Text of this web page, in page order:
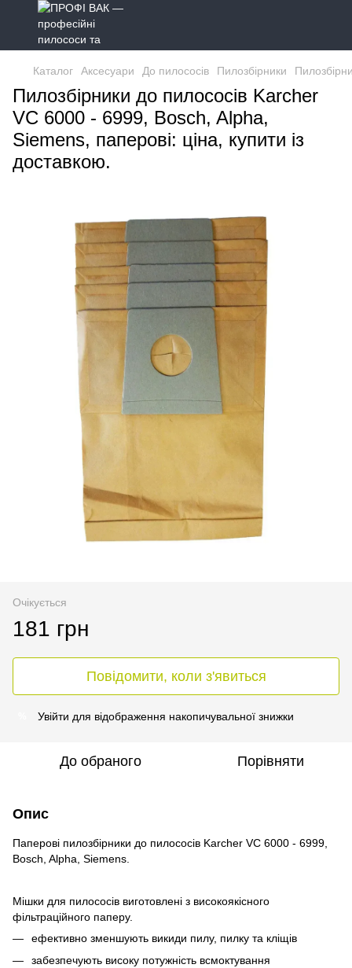
Каталог Аксесуари До пилососів Пилозбірники
Пилозбірники до пилососів Karcher
VC 6000 - 6999, Bosch, Alpha,
Siemens, паперові: ціна, купити із
доставкою.
Очікується
181 грн
Повідомити, коли з'явиться
Увійти для відображення накопичувальної знижки
До обраного Порівняти
Опис
Паперові пилозбірники до пилососів Karcher VC 6000 - 6999,
Bosch, Alpha, Siemens.
Мішки для пилососів виготовлені з високоякісного
фільтраційного паперу.
ефективно зменшують викиди пилу, пилку та кліщів
забезпечують високу потужність всмоктування